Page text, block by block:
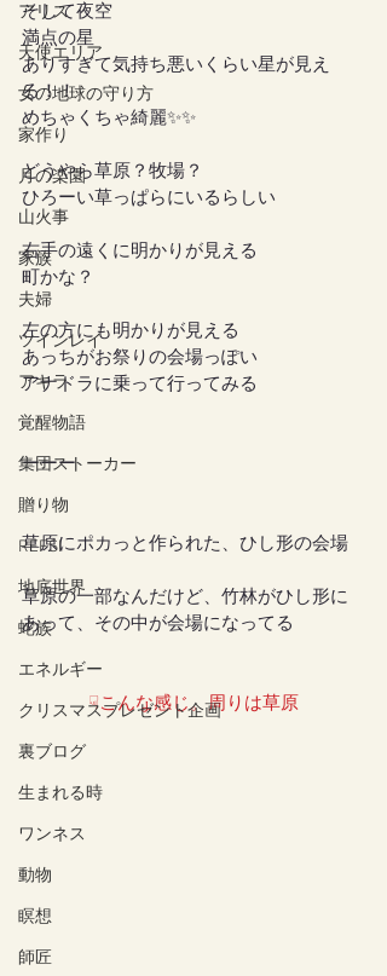
アリス
天使エリア
女の地球の守り方
家作り
月の楽園
山火事
家族
夫婦
ツインレイ
アキラ
覚醒物語
集団ストーカー
贈り物
REFSI
地底世界
蛇族
エネルギー
クリスマスプレゼント企画
裏ブログ
生まれる時
ワンネス
動物
瞑想
師匠
そして夜空
満点の星
ありすぎて気持ち悪いくらい星が見え
る！！
めちゃくちゃ綺麗✨✨
どうやら草原？牧場？
ひろーい草っぱらにいるらしい
右手の遠くに明かりが見える
町かな？
左の方にも明かりが見える
あっちがお祭りの会場っぽい
アナドラに乗って行ってみる
ーーー
草原にポカっと作られた、ひし形の会場
草原の一部なんだけど、竹林がひし形に
あって、その中が会場になってる
☟こんな感じ。周りは草原